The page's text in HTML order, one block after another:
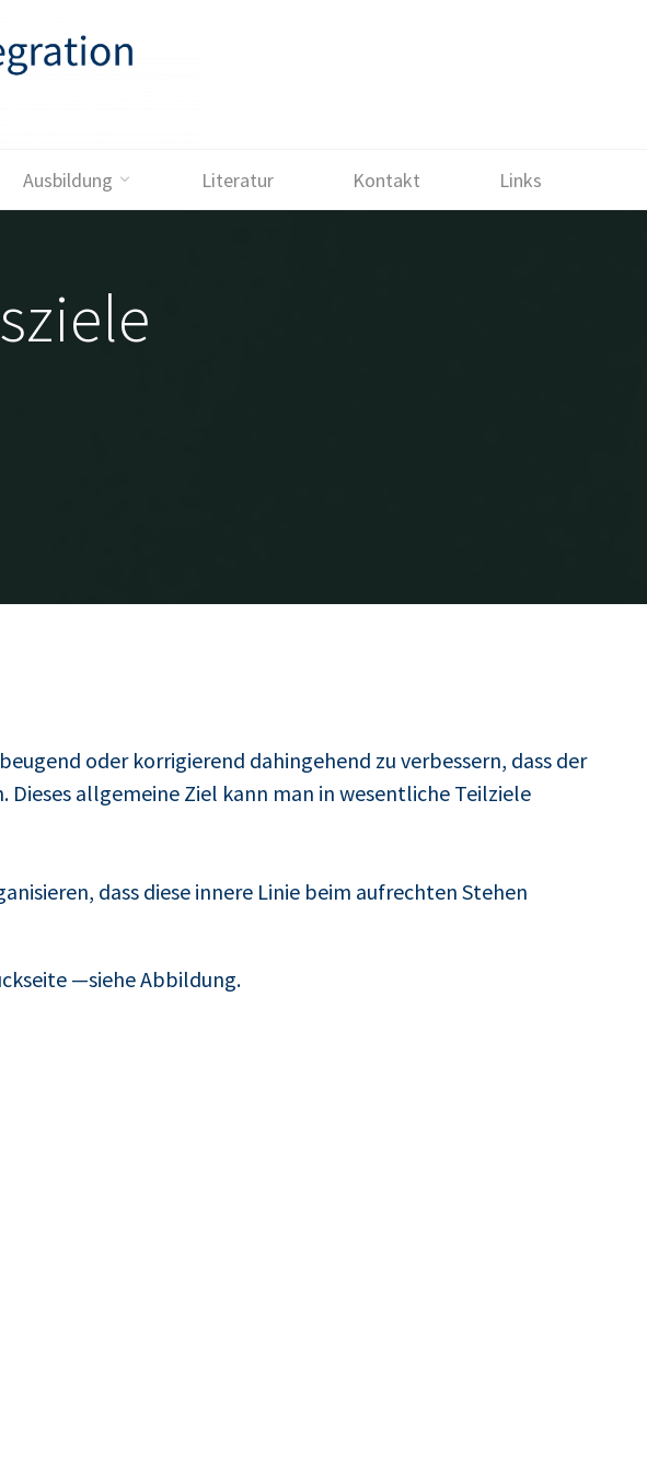
Ausbildung Literatur Kontakt Links
oder korrigierend dahingehend zu verbessern, dass der
allgemeine Ziel kann man in wesentliche Teilziele
dass diese innere Linie beim aufrechten Stehen
—siehe Abbildung.